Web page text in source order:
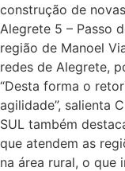
construção de
Alegrete 5 – Passo
região de Manoel
redes de Alegrete,
“Desta forma o
agilidade”, salienta
SUL também
que atendem as
na área rural, o que